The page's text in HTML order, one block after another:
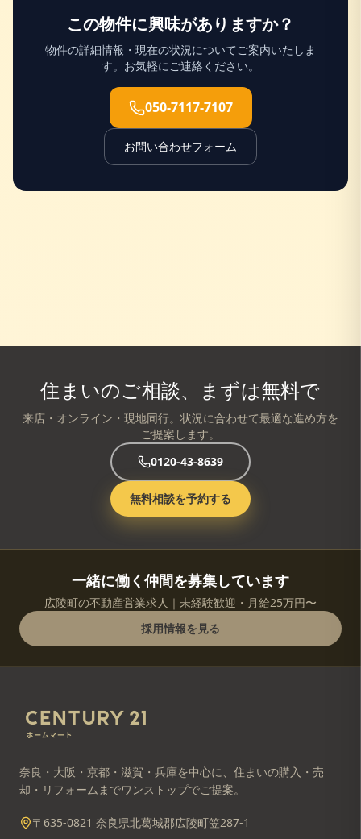
この物件に興味がありますか？
物件の詳細情報・現在の状況についてご案内いたしま
す。お気軽にご連絡ください。
050-7117-7107
お問い合わせフォーム
住まいのご相談、まずは無料で
来店・オンライン・現地同行。状況に合わせて最適な進め方を
ご提案します。
0120-43-8639
無料相談を予約する
一緒に働く仲間を募集しています
広陵町の不動産営業求人｜未経験歓迎・月給25万円〜
採用情報を見る
奈良・大阪・京都・滋賀・兵庫を中心に、住まいの購入・売
却・リフォームまでワンストップでご提案。
〒635-0821 奈良県北葛城郡広陵町笠287-1